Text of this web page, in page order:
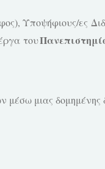
Υποψήφιους/ες
του
μιας δομημένης